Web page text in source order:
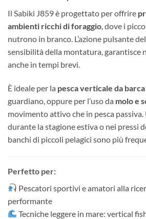
Il Sabiki J859 è progettato per offrire
ambienti ricchi di foraggio, dove i
nutrono in branco. L’azione pulsante
sensibilità della montatura, garantisce
anche in tempi brevi.
È ideale per la pesca verticale da barca
guardiano, oppure per l’uso da molo e
movimento attivo che in pesca
durante la stagione estiva o nei pressi
banchi di piccoli pelagici sono più
Perfetto per:
Pescatori sportivi e amatori alla
performante
Tecniche leggere in mare: vertical